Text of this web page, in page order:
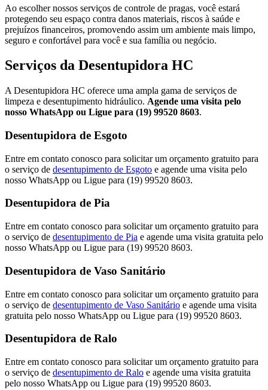
Ao escolher nossos serviços de controle de pragas, você estará
protegendo seu espaço contra danos materiais, riscos à saúde e
prejuízos financeiros, promovendo assim um ambiente mais limpo,
seguro e confortável para você e sua família ou negócio.
Serviços da Desentupidora HC
A Desentupidora HC oferece uma ampla gama de serviços de
limpeza e desentupimento hidráulico. Agende uma visita pelo
nosso WhatsApp ou Ligue para (19) 99520 8603.
Desentupidora de Esgoto
Entre em contato conosco para solicitar um orçamento gratuito para
o serviço de desentupimento de Esgoto e agende uma visita pelo
nosso WhatsApp ou Ligue para (19) 99520 8603.
Desentupidora de Pia
Entre em contato conosco para solicitar um orçamento gratuito para
o serviço de desentupimento de Pia e agende uma visita gratuita pelo
nosso WhatsApp ou Ligue para (19) 99520 8603.
Desentupidora de Vaso Sanitário
Entre em contato conosco para solicitar um orçamento gratuito para
o serviço de desentupimento de Vaso Sanitário e agende uma visita
gratuita pelo nosso WhatsApp ou Ligue para (19) 99520 8603.
Desentupidora de Ralo
Entre em contato conosco para solicitar um orçamento gratuito para
o serviço de desentupimento de Ralo e agende uma visita gratuita
pelo nosso WhatsApp ou Ligue para (19) 99520 8603.